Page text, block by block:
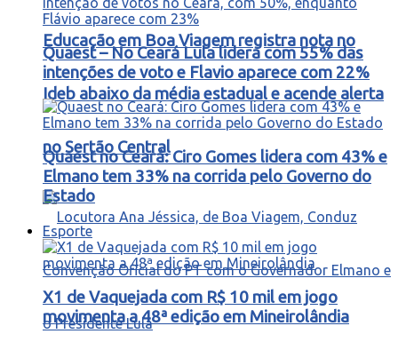
Educação em Boa Viagem registra nota no
Ideb abaixo da média estadual e acende alerta
no Sertão Central
Quaest – No Ceará Lula lidera com 55% das
intenções de voto e Flavio aparece com 22%
Quaest no Ceará: Ciro Gomes lidera com 43% e
Elmano tem 33% na corrida pelo Governo do
Estado
Esporte
X1 de Vaquejada com R$ 10 mil em jogo
movimenta a 48ª edição em Mineirolândia